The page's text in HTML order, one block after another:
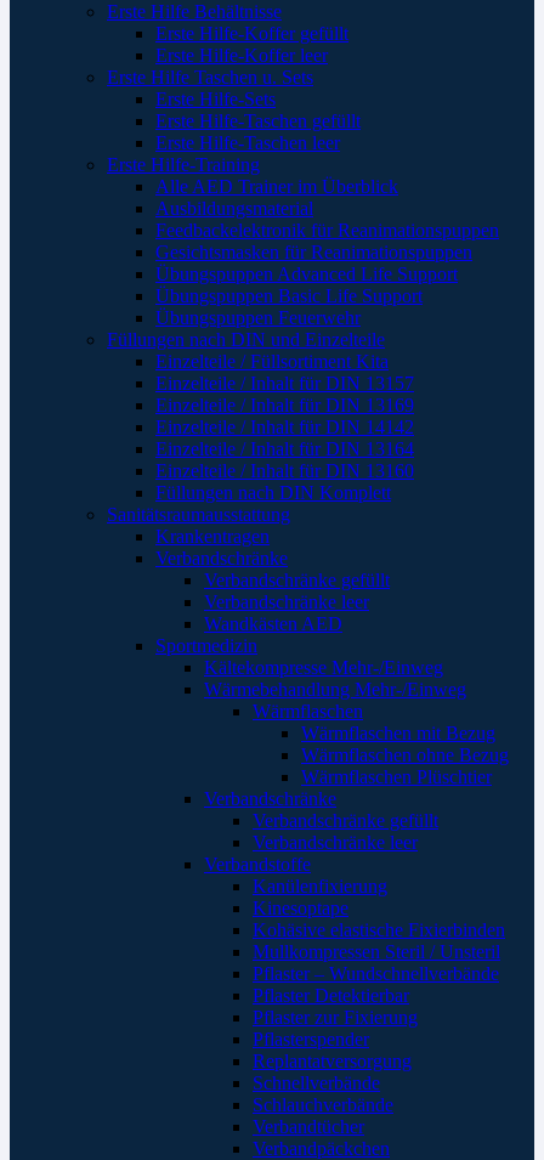
Erste Hilfe Behältnisse
Erste Hilfe-Koffer gefüllt
Erste Hilfe-Koffer leer
Erste Hilfe Taschen u. Sets
Erste Hilfe-Sets
Erste Hilfe-Taschen gefüllt
Erste Hilfe-Taschen leer
Erste Hilfe-Training
Alle AED Trainer im Überblick
Ausbildungsmaterial
Feedbackelektronik für Reanimationspuppen
Gesichtsmasken für Reanimationspuppen
Übungspuppen Advanced Life Support
Übungspuppen Basic Life Support
Übungspuppen Feuerwehr
Füllungen nach DIN und Einzelteile
Einzelteile / Füllsortiment Kita
Einzelteile / Inhalt für DIN 13157
Einzelteile / Inhalt für DIN 13169
Einzelteile / Inhalt für DIN 14142
Einzelteile / Inhalt für DIN 13164
Einzelteile / Inhalt für DIN 13160
Füllungen nach DIN Komplett
Sanitätsraumausstattung
Krankentragen
Verbandschränke
Verbandschränke gefüllt
Verbandschränke leer
Wandkästen AED
Sportmedizin
Kältekompresse Mehr-/Einweg
Wärmebehandlung Mehr-/Einweg
Wärmflaschen
Wärmflaschen mit Bezug
Wärmflaschen ohne Bezug
Wärmflaschen Plüschtier
Verbandschränke
Verbandschränke gefüllt
Verbandschränke leer
Verbandstoffe
Kanülenfixierung
Kinesoptape
Kohäsive elastische Fixierbinden
Mullkompressen Steril / Unsteril
Pflaster – Wundschnellverbände
Pflaster Detektierbar
Pflaster zur Fixierung
Pflasterspender
Replantatversorgung
Schnellverbände
Schlauchverbände
Verbandtücher
Verbandpäckchen